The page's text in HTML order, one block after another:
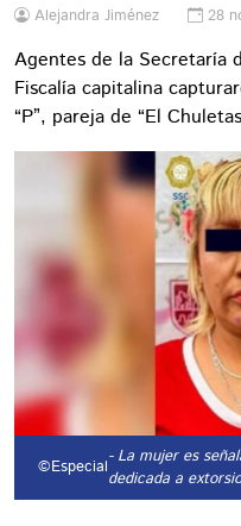
Alejandra Jiménez 28
Agentes de la Secretaría
Fiscalía capitalina
“P”, pareja de “El
©Especial- La mujer es
dedicada a